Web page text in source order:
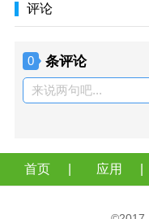
评论
0 条评论
来说两句吧...
首页 应用